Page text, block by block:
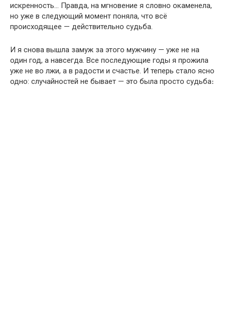
искренность… Правда, на мгновение я словно окаменела,
но уже в следующий момент поняла, что всё
происходящее — действительно судьба.
И я снова вышла замуж за этого мужчину — уже не на
один год, а навсегда. Все последующие годы я прожила
уже не во лжи, а в радости и счастье. И теперь стало ясно
одно: случайностей не бывает — это была просто судьба։